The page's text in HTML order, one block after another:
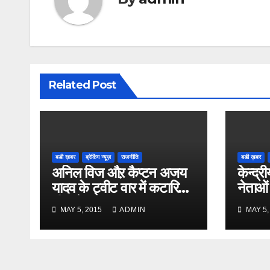
Related Post
बडी ख़बर ब्रेकिंग न्यूज़ राजनीति
अनिल विज औऱ कैप्टन अजय
यादव के ट्वीट वार में कटारिया
भी कूदे
MAY 5, 2015 ADMIN
बडी ख़बर
नेताओं
MAY